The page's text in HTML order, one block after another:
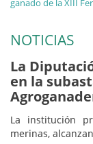
NOTICIAS
La
en la
La institución
merinas,